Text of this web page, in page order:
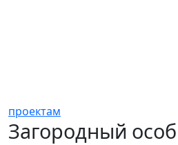
проектам
Загородный